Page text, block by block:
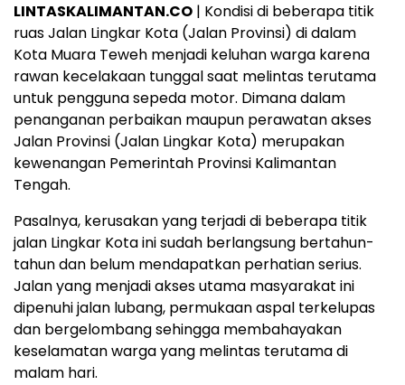
LINTASKALIMANTAN.CO | Kondisi di beberapa titik
ruas Jalan Lingkar Kota (Jalan Provinsi) di dalam
Kota Muara Teweh menjadi keluhan warga karena
rawan kecelakaan tunggal saat melintas terutama
untuk pengguna sepeda motor. Dimana dalam
penanganan perbaikan maupun perawatan akses
Jalan Provinsi (Jalan Lingkar Kota) merupakan
kewenangan Pemerintah Provinsi Kalimantan
Tengah.
Pasalnya, kerusakan yang terjadi di beberapa titik
jalan Lingkar Kota ini sudah berlangsung bertahun-
tahun dan belum mendapatkan perhatian serius.
Jalan yang menjadi akses utama masyarakat ini
dipenuhi jalan lubang, permukaan aspal terkelupas
dan bergelombang sehingga membahayakan
keselamatan warga yang melintas terutama di
malam hari.